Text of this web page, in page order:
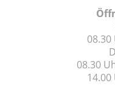
08.30
08.30
14.00